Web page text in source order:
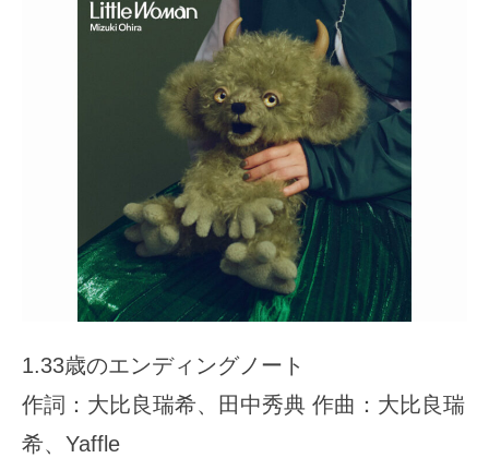
1.33歳のエンディングノート
作詞：大比良瑞希、田中秀典 作曲：大比良瑞
希、Yaffle